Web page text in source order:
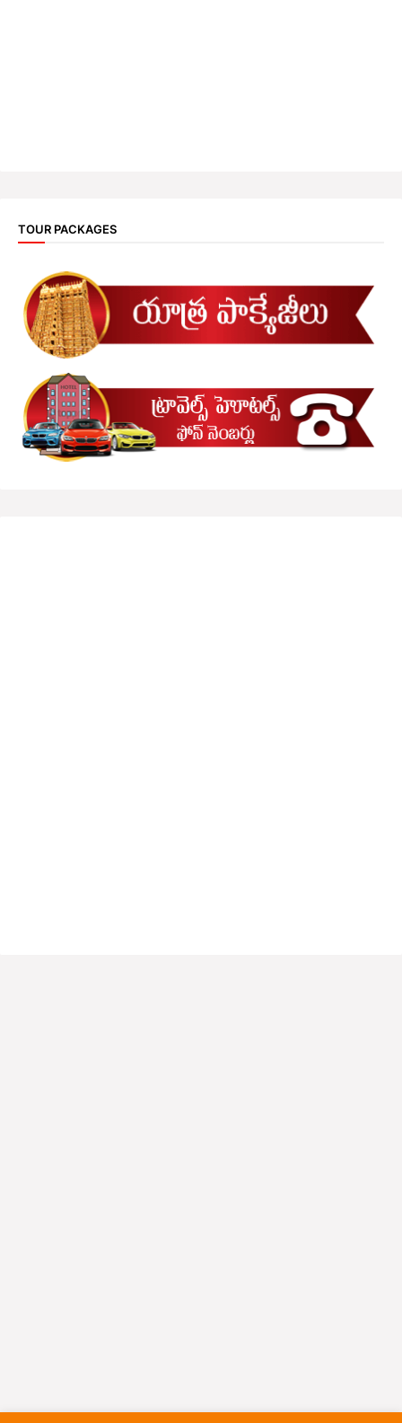
TOUR PACKAGES